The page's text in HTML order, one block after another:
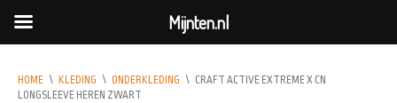
HOME \ KLEDING \ ONDERKLEDING \ CRAFT ACTIVE EXTREME X CN
LONGSLEEVE HEREN ZWART
Mijnten.nl